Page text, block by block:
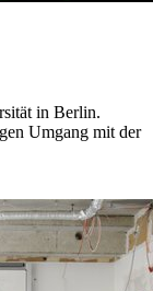
in Berlin.
Umgang mit der